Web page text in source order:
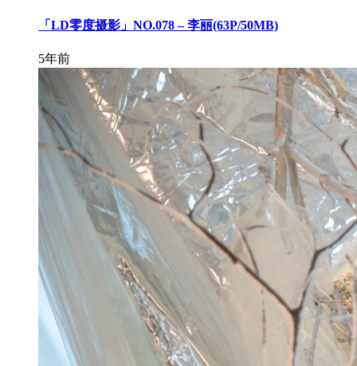
「LD零度摄影」NO.078 – 李丽(63P/50MB)
5年前